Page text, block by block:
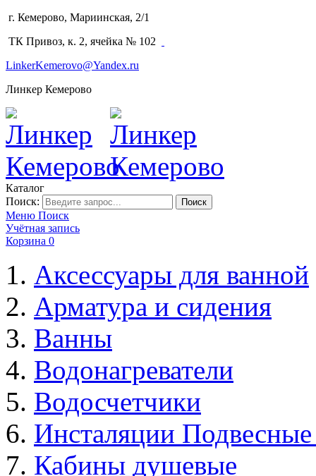
г. Кемерово, Мариинская, 2/1
ТК Привоз, к. 2, ячейка № 102
LinkerKemerovo@Yandex.ru
Линкер Кемерово
Каталог
Поиск:
Поиск
Меню Поиск
Учётная запись
Корзина 0
Аксессуары для ванной
Арматура и сидения
Ванны
Водонагреватели
Водосчетчики
Инсталяции
Кабины душевые